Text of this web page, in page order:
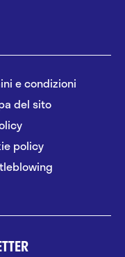
e condizioni
del sito
policy